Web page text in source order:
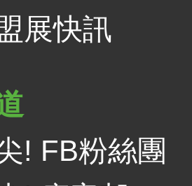
展快訊
! FB粉絲團